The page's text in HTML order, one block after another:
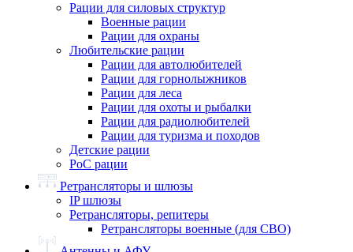
Рации для силовых структур
Военные рации
Рации для охраны
Любительские рации
Рации для автолюбителей
Рации для горнолыжников
Рации для леса
Рации для охоты и рыбалки
Рации для радиолюбителей
Рации для туризма и походов
Детские рации
PoC рации
Ретрансляторы и шлюзы
IP шлюзы
Ретрансляторы, репитеры
Ретрансляторы военные (для СВО)